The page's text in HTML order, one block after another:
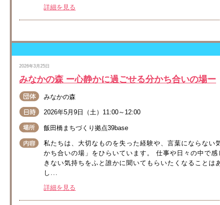
詳細を見る
2026年3月25日
みなかの森 ー心静かに過ごせる分かち合いの場ー
みなかの森
2026年5月9日（土）11:00～12:00
飯田橋まちづくり拠点39base
私たちは、大切なものを失った経験や、言葉にならな
かち合いの場」をひらいています。 仕事や日々の中で
きない気持ちをふと誰かに聞いてもらいたくなること
し...
詳細を見る